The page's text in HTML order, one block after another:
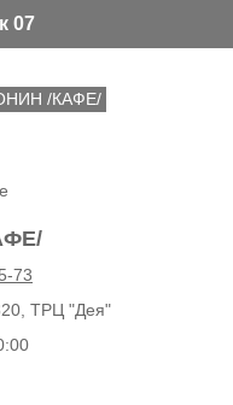
07
/КАФЕ/
73
ТРЦ "Дея"